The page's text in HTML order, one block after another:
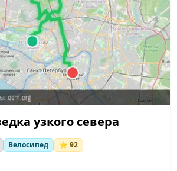
узкого севера
Велосипед ⭐ 92